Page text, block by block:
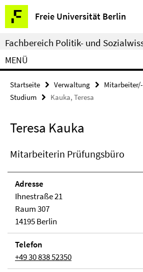
Springe
direkt
zu
Inhalt
Freie Universität Berlin
Service-
Navigation
Fachbereich Politik- und
MENÜ
Startseite Verwaltung
Studium
Kauka, Teresa
Teresa Kauka
Mitarbeiterin Prüfungsbüro
Adresse
Ihnestraße 21
Raum 307
14195 Berlin
Telefon
+49 30 838 52350